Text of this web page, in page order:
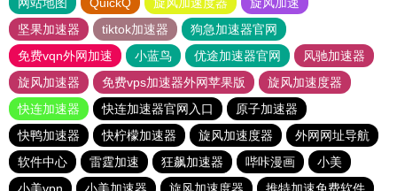
网站地图 QuickQ 旋风加速度器
旋风加速
坚果加速器
tiktok加速器
狗急加速器官网
免费vqn外网加速
小蓝鸟 优途加速器官网
风驰加速器
旋风加速器
免费vps加速器外网苹果版
旋风加速度器
快连加速器
快连加速器官网入口
原子加速器
快鸭加速器
快柠檬加速器 旋风加速度器
外网网址导航
软件中心
雷霆加速 狂飙加速器 哔咔漫画
小美